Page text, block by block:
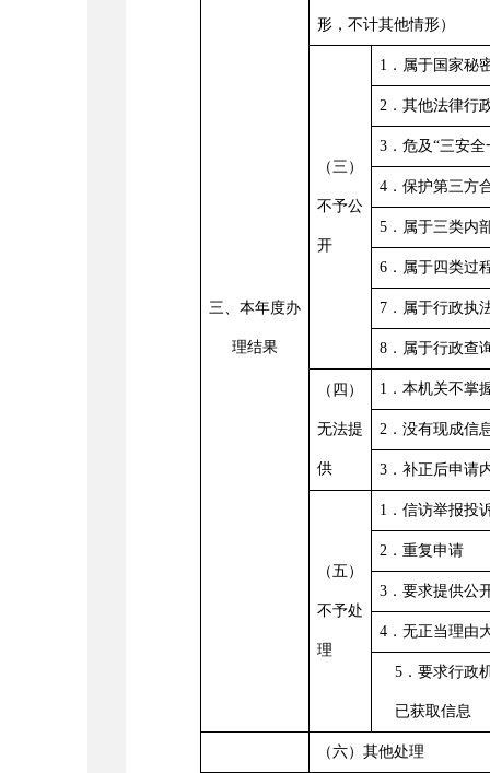
三、本年度办
理结果
形，不计其他情形）
（三）
不予公
开
1 ．属于国家秘
2 ．其他法律行
3 ．危及“三安全
4 ．保护第三方
5 ．属于三类内
6 ．属于四类过
7 ．属于行政执
8 ．属于行政查
（四）
无法提
供
1 ．本机关不掌
2 ．没有现成信
3 ．补正后申请
（五）
不予处
理
1 ．信访举报投
2 ．重复申请
3 ．要求提供公
4 ．无正当理由
5 ．要求行政
已获取信息
（六）其他处理